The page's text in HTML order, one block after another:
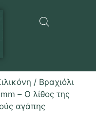
/ Βραχιόλι
– Ο λίθος της
αγάπης